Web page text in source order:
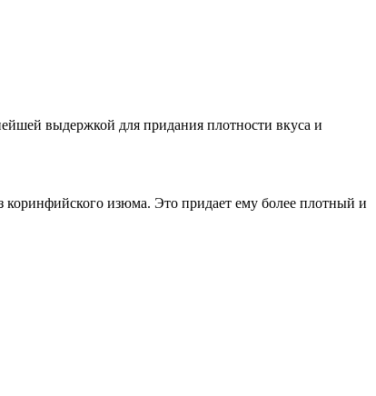
выдержкой для придания плотности вкуса и
коринфийского изюма. Это придает ему более плотный и